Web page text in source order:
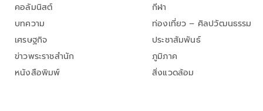
คอลัมนิสต์
บทความ
เศรษฐกิจ
ข่าวพระราชสำนัก
หนังสือพิมพ์
กีฬา
ท่องเที่ยว – ศิลปวัฒนธรรม
ประชาสัมพันธ์
ภูมิภาค
สิ่งแวดล้อม